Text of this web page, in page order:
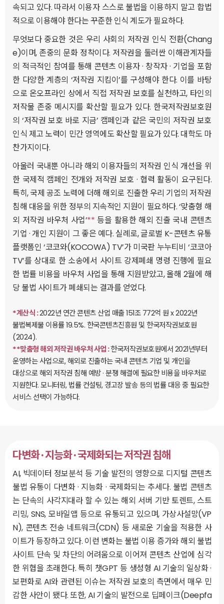
속되고 있다. 따라서 이용자 스스로 불법을 이용하지 말고 합법
적으로 이용해야 한다는 꾸준한 인식 계도가 필요하다.
무엇보다 중요한 것은 우리 사회의 저작권 인식 전환(Chang
e)이며, 존중의 문화 정착이다. 저작권을 둘러싼 이해관계자들
의 적극적인 참여를 통해 콘텐츠 이용자 · 창작자 · 기업을 포함
한 다양한 계층의 ‘저작권 지킴이’를 구성해야 한다. 이를 바탕
으로 온오프라인 상에서 직접 저작권 보호를 실천하고, 타인의
저작물 존중 메시지를 확산할 필요가 있다. 한국저작권보호원
의 ‘저작권 보호 바로 지금’ 캠페인과 같은 국민의 저작권 보호
인식 제고 노력이 민간 영역에도 확산할 필요가 있다. 대학도 마
찬가지이다.
아울러 국내뿐 아니라 해외 이용자들의 저작권 인식 개선을 위
한 국제적 캠페인 전개와 저작권 보호 · 협력 활동이 요구된다.
특히, 국제 공조 노력에 더해 해외로 진출한 우리 기업의 저작권
침해 대응을 위한 정부의 지속적인 지원이 필요하다. ‘맞춤형 해
외 저작권 바우처 사업’** 등을 활용한 해외 진출 국내 콘텐츠
기업 · 개인 지원이 그 좋은 예다. 실례로, 글로벌 K-콘텐츠 유통
플랫폼인 ‘코코와(KOCOWA) TV’가 미국판 누누티비 ‘코코아
TV’를 상대로 한 소송에서 사이트 강제폐쇄 명령 진행에 필요
한 법률 비용을 바우처 사업을 통해 지원받았고, 올해 2월에 해
당 불법 사이트가 폐쇄되는 결과를 얻었다.
*계산식 :2022년 연간 콘텐츠 산업 매출 151조 772억 원 x 2022년
불법복제물 이용률 19.5%. 한국콘텐츠진흥원 및 한국저작권보호원
(2024).
**맞춤형 해외 저작권 바우처 사업 :한국저작권보호원에서 2021년부터
운영하는 사업으로, 해외로 진출하는 국내 콘텐츠 기업 및 개인을
대상으로 해외 저작권 침해 예방 · 분쟁 해결에 필요한 비용을 바우처로
지원한다. 모니터링, 법률 컨설팅, 경고장 발송 등의 법률 대응 중 필요한
서비스 선택이 가능하다.
다변화 · 지능화 · 국제화되는 저작권 침해
AI, 빅데이터 정보분석 등 기술 발전의 영향으로 디지털 콘텐츠
불법 유통이 다변화 · 지능화 · 국제화되는 추세다. 불법 콘텐츠
는 단속의 사각지대라 할 수 있는 해외 서버 기반 토렌트, 스트
리밍, SNS, 모바일앱 등으로 유통되고 있으며, 가상사설망(VP
N), 콘텐츠 전송 네트워크(CDN) 등 새로운 기술을 적용한 사
이트가 등장하고 있다. 이런 변화는 불법 이용 증가와 해외 불법
사이트 단속 및 차단의 어려움으로 이어져 콘텐츠 산업에 심각
한 위협을 초래한다. 특히 챗GPT 등 생성형 AI 기술의 일상화 ·
보편화로 AI와 관련된 이슈는 저작권 보호의 측면에서 매우 민
감한 사안이 됐다. 또한, AI 기술의 발전으로 딥페이크(Deepfa